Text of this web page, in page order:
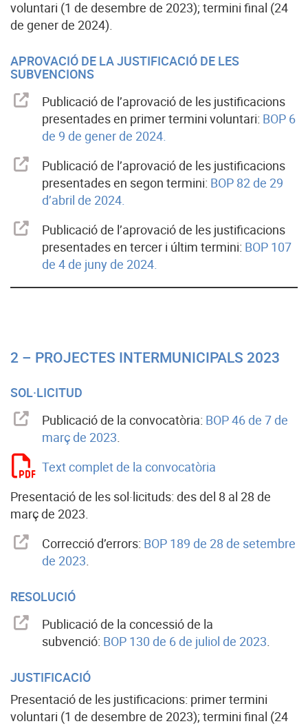
voluntari (1 de desembre de 2023); termini final (24
de gener de 2024).
APROVACIÓ DE LA JUSTIFICACIÓ DE LES
SUBVENCIONS
Publicació de l’aprovació de les justificacions
presentades en primer termini voluntari: BOP 6
de 9 de gener de 2024.
Publicació de l’aprovació de les justificacions
presentades en segon termini: BOP 82 de 29
d’abril de 2024.
Publicació de l’aprovació de les justificacions
presentades en tercer i últim termini: BOP 107
de 4 de juny de 2024.
2 – PROJECTES INTERMUNICIPALS 2023
SOL·LICITUD
Publicació de la convocatòria: BOP 46 de 7 de
març de 2023.
Text complet de la convocatòria
Presentació de les sol·licituds: des del 8 al 28 de
març de 2023.
Correcció d’errors: BOP 189 de 28 de setembre
de 2023.
RESOLUCIÓ
Publicació de la concessió de la
subvenció: BOP 130 de 6 de juliol de 2023.
JUSTIFICACIÓ
Presentació de les justificacions: primer termini
voluntari (1 de desembre de 2023); termini final (24